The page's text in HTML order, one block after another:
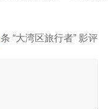
条 “大湾区旅行者” 影评